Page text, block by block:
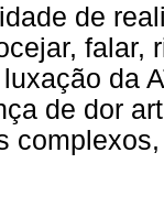
de
falar,
da
de dor